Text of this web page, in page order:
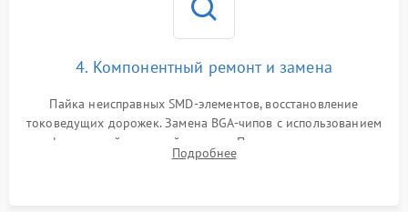
4. Компонентный ремонт и замена
Пайка неисправных SMD-элементов, восстановление
токоведущих дорожек. Замена BGA-чипов с использованием
инфракрасной паяльной станции. Прошивка микросхемы
BIOS или замена поврежденных портов USB
Подробнее